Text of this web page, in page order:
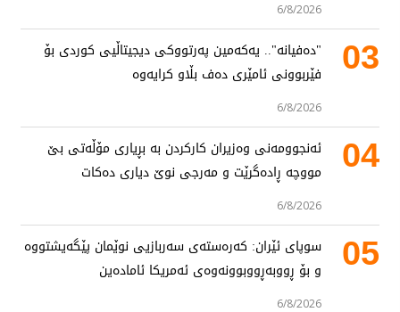
6/8/2026
03
"دەفیانە".. یەکەمین پەرتووکی دیجیتاڵیی کوردی بۆ
فێربوونی ئامێری دەف بڵاو کرایەوە
6/8/2026
04
ئەنجوومەنی وەزیران کارکردن بە بڕیاری مۆڵەتی بێ
مووچە ڕادەگرێت و مەرجی نوێ دیاری دەکات
6/8/2026
05
سوپای ئێران: کەرەستەی سەربازیی نوێمان پێگەیشتووە
و بۆ ڕووبەڕووبوونەوەی ئەمریکا ئامادەین
6/8/2026